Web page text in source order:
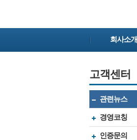
회사소개
고객센터
관련뉴스
경영코칭
인증문의